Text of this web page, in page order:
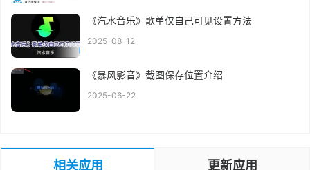
《汽水音乐》歌单仅自己可见设置方法
2025-08-12
《暴风影音》截图保存位置介绍
2025-06-22
相关应用 更新应用